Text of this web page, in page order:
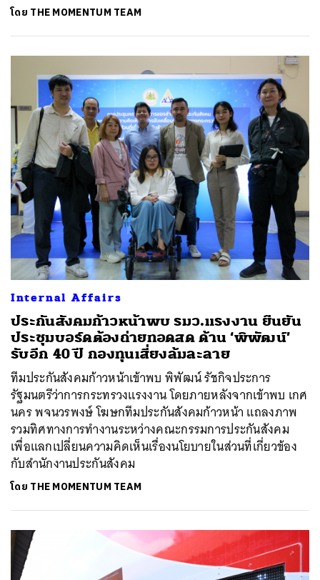
โดย THE MOMENTUM TEAM
Internal Affairs
ประกันสังคมก้าวหน้าพบ รมว.แรงงาน ยืนยัน
ประชุมบอร์ดต้องถ่ายทอดสด ด้าน ‘พิพัฒน์’
รับอีก 40 ปี กองทุนเสี่ยงล้มละลาย
ทีมประกันสังคมก้าวหน้าเข้าพบ พิพัฒน์ รัชกิจประการ
รัฐมนตรีว่าการกระทรวงแรงงาน โดยภายหลังจากเข้าพบ เกศ
นคร พจนวรพงษ์ โฆษกทีมประกันสังคมก้าวหน้า แถลงภาพ
รวมทิศทางการทำงานระหว่างคณะกรรมการประกันสังคม
เพื่อแลกเปลี่ยนความคิดเห็นเรื่องนโยบายในส่วนที่เกี่ยวข้อง
กับสำนักงานประกันสังคม
โดย THE MOMENTUM TEAM